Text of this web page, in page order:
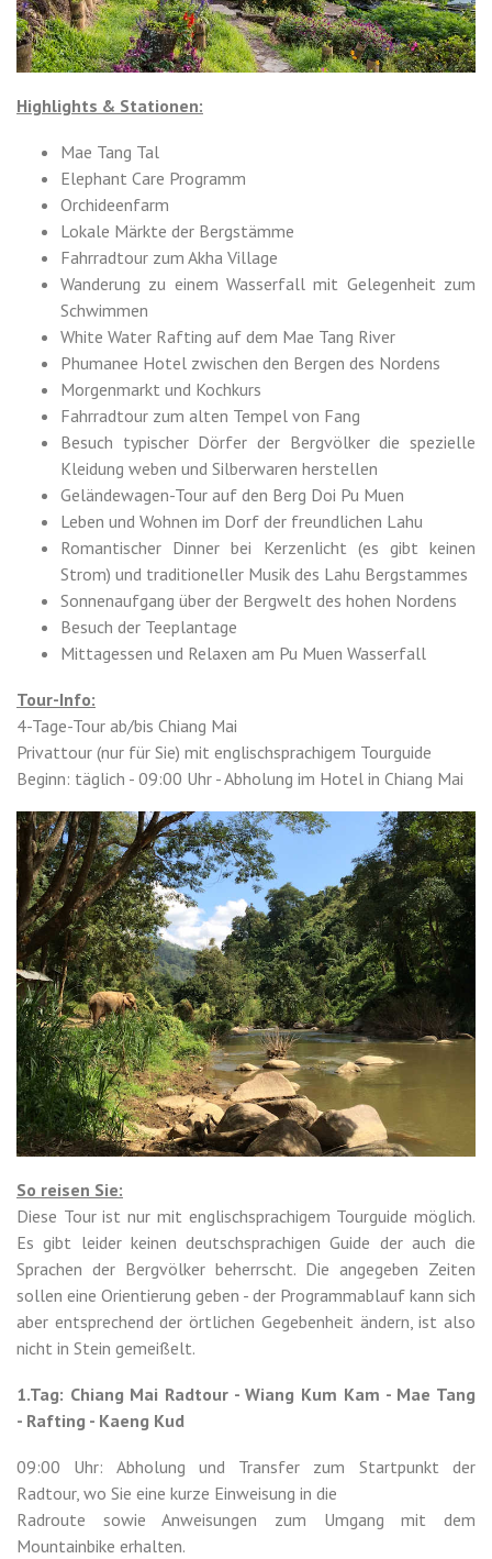
Highlights & Stationen:
Mae Tang Tal
Elephant Care Programm
Orchideenfarm
Lokale Märkte der Bergstämme
Fahrradtour zum Akha Village
Wanderung zu einem Wasserfall mit Gelegenheit zum
Schwimmen
White Water Rafting auf dem Mae Tang River
Phumanee Hotel zwischen den Bergen des Nordens
Morgenmarkt und Kochkurs
Fahrradtour zum alten Tempel von Fang
Besuch typischer Dörfer der Bergvölker die spezielle
Kleidung weben und Silberwaren herstellen
Geländewagen-Tour auf den Berg Doi Pu Muen
Leben und Wohnen im Dorf der freundlichen Lahu
Romantischer Dinner bei Kerzenlicht (es gibt keinen
Strom) und traditioneller Musik des Lahu Bergstammes
Sonnenaufgang über der Bergwelt des hohen Nordens
Besuch der Teeplantage
Mittagessen und Relaxen am Pu Muen Wasserfall
Tour-Info:
4-Tage-Tour ab/bis Chiang Mai
Privattour (nur für Sie) mit englischsprachigem Tourguide
Beginn: täglich - 09:00 Uhr - Abholung im Hotel in Chiang Mai
So reisen Sie:
Diese Tour ist nur mit englischsprachigem Tourguide möglich.
Es gibt leider keinen deutschsprachigen Guide der auch die
Sprachen der Bergvölker beherrscht. Die angegeben Zeiten
sollen eine Orientierung geben - der Programmablauf kann sich
aber entsprechend der örtlichen Gegebenheit ändern, ist also
nicht in Stein gemeißelt.
1.Tag: Chiang Mai Radtour - Wiang Kum Kam - Mae Tang
- Rafting - Kaeng Kud
09:00 Uhr: Abholung und Transfer zum Startpunkt der
Radtour, wo Sie eine kurze Einweisung in die
Radroute sowie Anweisungen zum Umgang mit dem
Mountainbike erhalten.